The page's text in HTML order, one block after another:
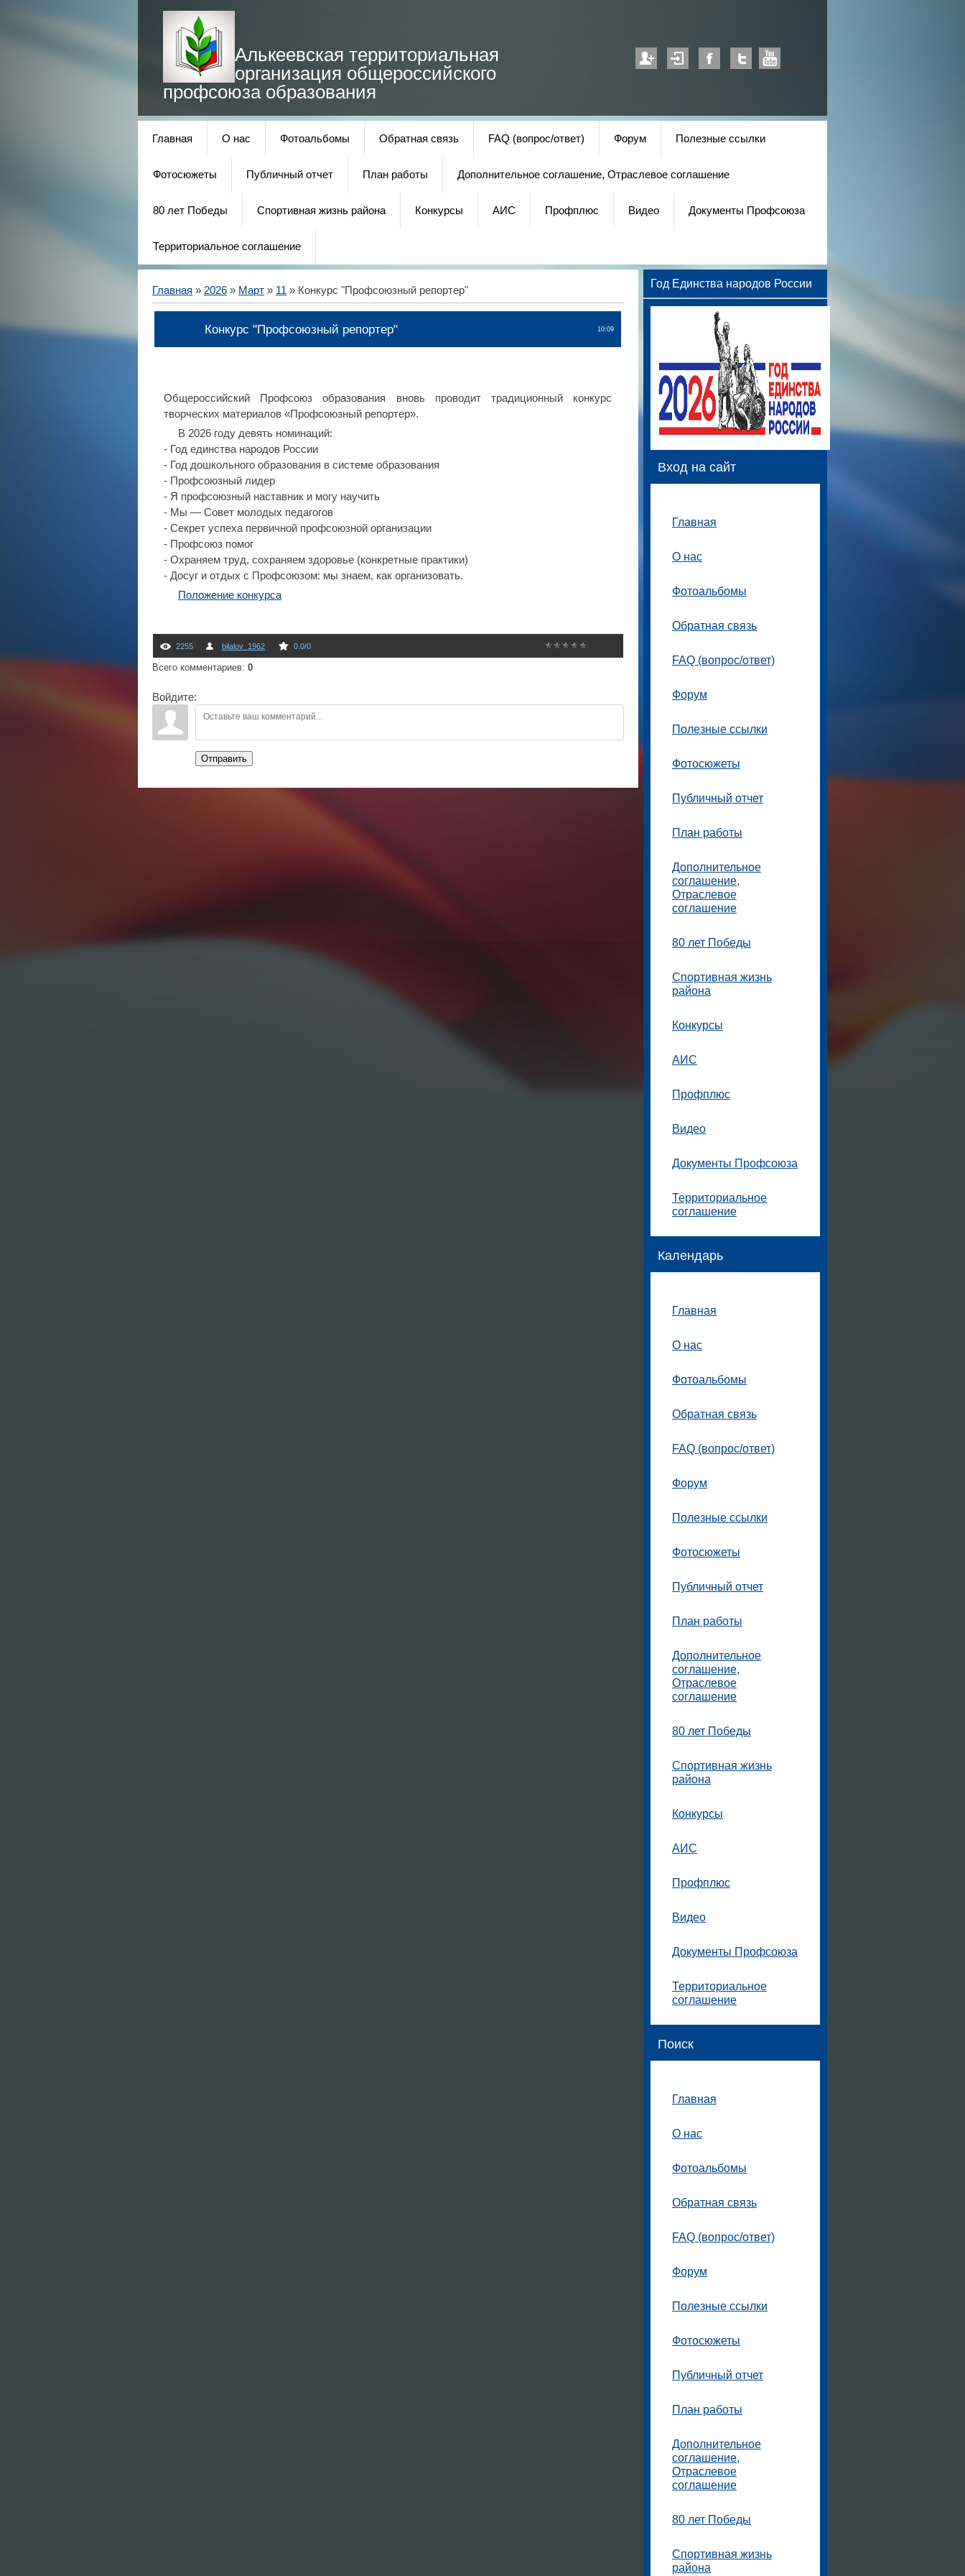
Алькеевская территориальная
организация общероссийского
профсоюза образования
Главная О нас Фотоальбомы Обратная связь FAQ (вопрос/ответ) Форум Полезные ссылки
Фотосюжеты Публичный отчет План работы Дополнительное соглашение, Отраслевое соглашение
80 лет Победы Спортивная жизнь района Конкурсы АИС Профплюс Видео Документы Профсоюза
Территориальное соглашение
Главная » 2026 » Март » 11 » Конкурс "Профсоюзный репортер"
10:09
Конкурс "Профсоюзный репортер"
Общероссийский Профсоюз образования вновь проводит традиционный конкурс
творческих материалов «Профсоюзный репортер».
В 2026 году девять номинаций:
- Год единства народов России
- Год дошкольного образования в системе образования
- Профсоюзный лидер
- Я профсоюзный наставник и могу научить
- Мы — Совет молодых педагогов
- Секрет успеха первичной профсоюзной организации
- Профсоюз помог
- Охраняем труд, сохраняем здоровье (конкретные практики)
- Досуг и отдых с Профсоюзом: мы знаем, как организовать.
Положение конкурса
2255 bilalov_1962 0.0/0
Всего комментариев: 0
Войдите:
Отправить
Год Единства народов России
Вход на сайт
Главная
О нас
Фотоальбомы
Обратная связь
FAQ (вопрос/ответ)
Форум
Полезные ссылки
Фотосюжеты
Публичный отчет
План работы
Дополнительное
соглашение,
Отраслевое
соглашение
80 лет Победы
Спортивная жизнь
района
Конкурсы
АИС
Профплюс
Видео
Документы Профсоюза
Территориальное
соглашение
Календарь
Главная
О нас
Фотоальбомы
Обратная связь
FAQ (вопрос/ответ)
Форум
Полезные ссылки
Фотосюжеты
Публичный отчет
План работы
Дополнительное
соглашение,
Отраслевое
соглашение
80 лет Победы
Спортивная жизнь
района
Конкурсы
АИС
Профплюс
Видео
Документы Профсоюза
Территориальное
соглашение
Поиск
Главная
О нас
Фотоальбомы
Обратная связь
FAQ (вопрос/ответ)
Форум
Полезные ссылки
Фотосюжеты
Публичный отчет
План работы
Дополнительное
соглашение,
Отраслевое
соглашение
80 лет Победы
Спортивная жизнь
района